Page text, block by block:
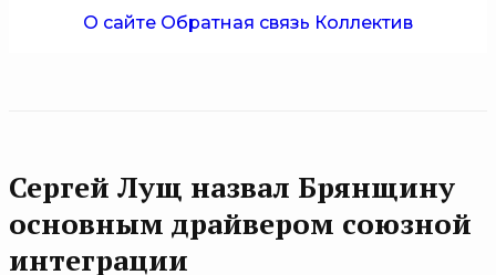
О сайте Обратная связь Коллектив
Сергей Лущ назвал Брянщину
основным драйвером союзной
интеграции